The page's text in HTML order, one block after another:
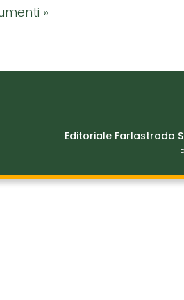
»
Editoriale Farlastrada